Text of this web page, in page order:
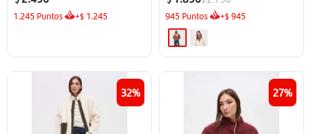
1.245 Puntos +$ 1.245 945 Puntos +$945
32 27